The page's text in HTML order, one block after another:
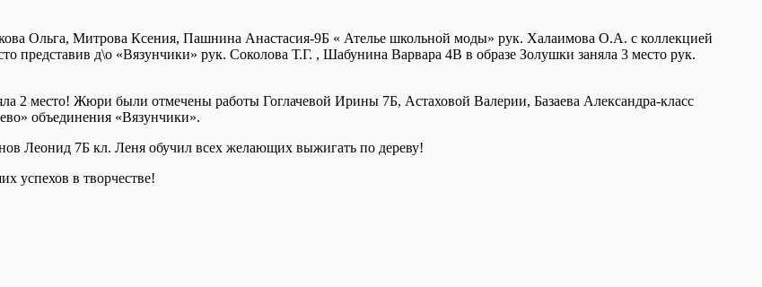
Ольга, Митрова Ксения, Пашнина Анастасия-9Б « Ателье школьной моды» рук. Халаимова О.А. с коллекцией
представив д\о «Вязунчики» рук. Соколова Т.Г. , Шабунина Варвара 4В в образе Золушки заняла 3 место рук.
2 место! Жюри были отмечены работы Гоглачевой Ирины 7Б, Астаховой Валерии, Базаева Александра-класс
объединения «Вязунчики».
Леонид 7Б кл. Леня обучил всех желающих выжигать по дереву!
успехов в творчестве!